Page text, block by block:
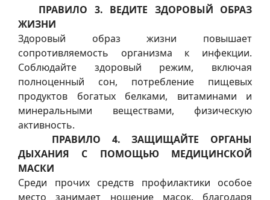
ПРАВИЛО 3. ВЕДИТЕ ЗДОРОВЫЙ ОБРАЗ
ЖИЗНИ
Здоровый образ жизни повышает
сопротивляемость организма к инфекции.
Соблюдайте здоровый режим, включая
полноценный сон, потребление пищевых
продуктов богатых белками, витаминами и
минеральными веществами, физическую
активность.
ПРАВИЛО 4. ЗАЩИЩАЙТЕ ОРГАНЫ
ДЫХАНИЯ С ПОМОЩЬЮ МЕДИЦИНСКОЙ
МАСКИ
Среди прочих средств профилактики особое
место занимает ношение масок, благодаря